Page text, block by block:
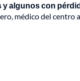
algunos con
médico del centro